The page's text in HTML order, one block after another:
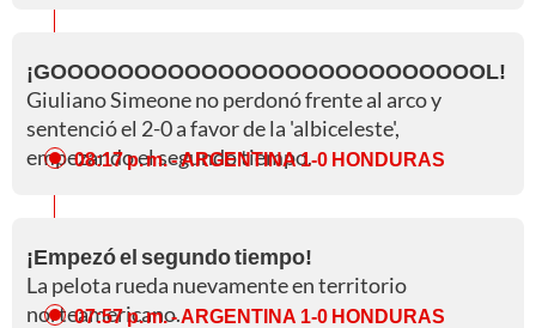
¡GOOOOOOOOOOOOOOOOOOOOOOOOOOL!
Giuliano Simeone no perdonó frente al arco y
sentenció el 2-0 a favor de la 'albiceleste',
empezando el segundo tiempo.
08:17 p. m.- ARGENTINA 1-0 HONDURAS
¡Empezó el segundo tiempo!
La pelota rueda nuevamente en territorio
norteamericano.
07:57 p. m.- ARGENTINA 1-0 HONDURAS